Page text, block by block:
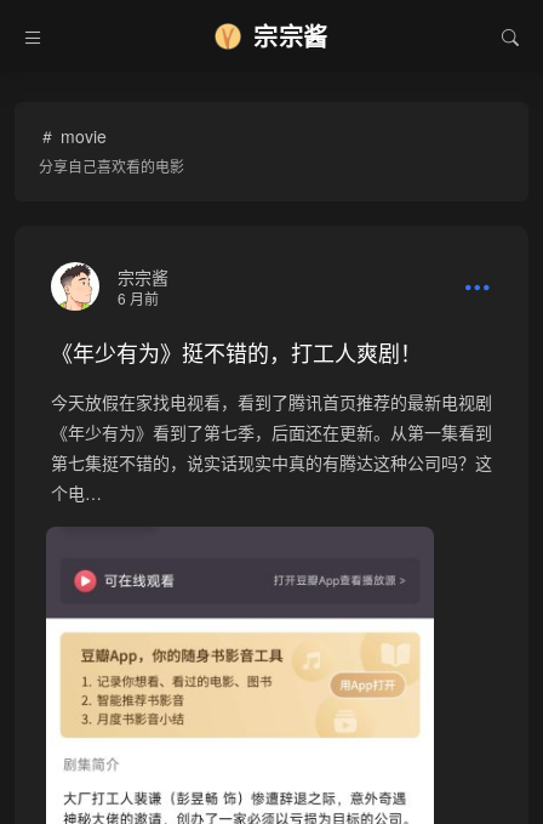
宗宗酱
movie
分享自己喜欢看的电影
宗宗酱
6 月前
《年少有为》挺不错的，打工人爽剧！
今天放假在家找电视看，看到了腾讯首页推荐的最新电视剧
《年少有为》看到了第七季，后面还在更新。从第一集看到
第七集挺不错的，说实话现实中真的有腾达这种公司吗？这
个电…